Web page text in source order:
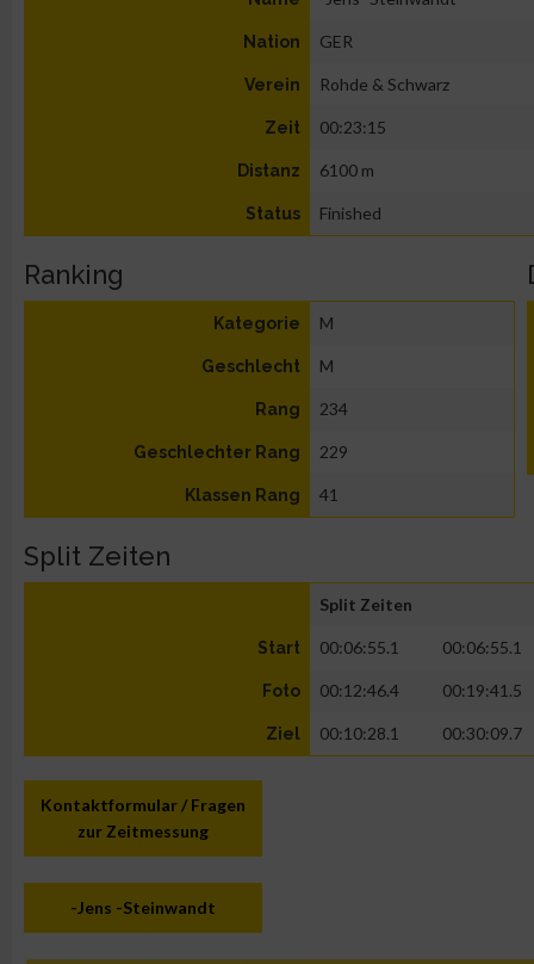
Nation GER
Verein Rohde & Schwarz
Zeit 00:23:15
Distanz 6100 m
Status Finished
Ranking
Kategorie M
Geschlecht M
Rang 234
Geschlechter Rang 229
Klassen Rang 41
Split Zeiten
Split Zeiten
Start 00:06:55.1 00:06:55.1
Foto 00:12:46.4 00:19:41.5
Ziel 00:10:28.1 00:30:09.7
Kontaktformular / Fragen
zur Zeitmessung
-Jens -Steinwandt